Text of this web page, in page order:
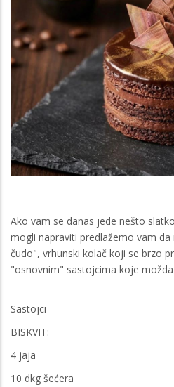
Ako vam se danas jede nešto
mogli napraviti predlažemo vam
čudo", vrhunski kolač koji se brzo
"osnovnim" sastojcima koje
Sastojci
BISKVIT:
4 jaja
10 dkg šećera